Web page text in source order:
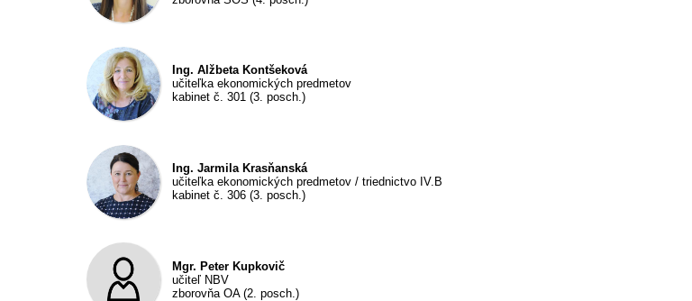
Ing. Alžbeta Kontšeková
učiteľka ekonomických predmetov
kabinet č. 301 (3. posch.)
Ing. Jarmila Krasňanská
učiteľka ekonomických predmetov / triednictvo IV.B
kabinet č. 306 (3. posch.)
Mgr. Peter Kupkovič
učiteľ NBV
zborovňa OA (2. posch.)